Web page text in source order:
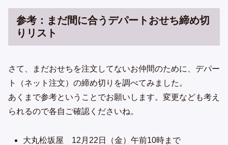
参考：まだ間に合うデパートおせち締め切
りリスト
さて、まだおせちを注文してないお仲間のために、デパー
ト（ネット注文）の締め切りを調べてみました。
あくまで参考ということでお願いします。変更なども考え
られるので各自ご確認くださいね。
大丸松坂屋 12月22日（金）午前10時まで